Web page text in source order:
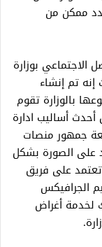
ممكن من
الاجتماعي بوزارة
إنه تم إنشاء
نوعها بالوزارة تقوم
أحدث أساليب ادارة
جمهور منصات
على الصورة بشكل
على فريق
الجرافيكس
لخدمة أغراض